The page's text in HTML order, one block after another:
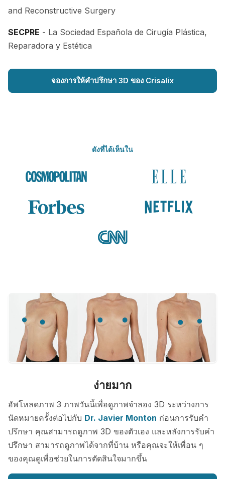
and Reconstructive Surgery
SECPRE - La Sociedad Española de Cirugía Plástica,
Reparadora y Estética
จองการให้คำปรึกษา 3D ของ Crisalix
ดังที่ได้เห็นใน
ง่ายมาก
อัพโหลดภาพ 3 ภาพวันนี้เพื่อดูภาพจำลอง 3D ระหว่างการ
นัดหมายครั้งต่อไปกับ Dr. Javier Monton ก่อนการรับคำ
ปรึกษา คุณสามารถดูภาพ 3D ของตัวเอง และหลังการรับคำ
ปรึกษา สามารถดูภาพได้จากที่บ้าน หรือคุณจะให้เพื่อน ๆ
ของคุณดูเพื่อช่วยในการตัดสินใจมากขึ้น